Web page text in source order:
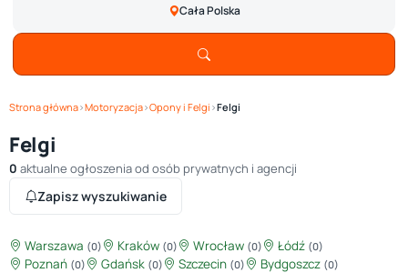
Cała Polska
Strona główna›Motoryzacja›Opony i Felgi ›Felgi
Felgi
0 aktualne ogłoszenia od osób prywatnych i agencji
Zapisz wyszukiwanie
Warszawa (0) Kraków (0) Wrocław (0) Łódź (0)
Poznań (0) Gdańsk (0) Szczecin (0) Bydgoszcz (0)